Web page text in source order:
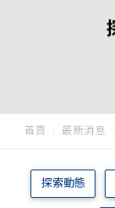
首頁 最新消息
探索動態